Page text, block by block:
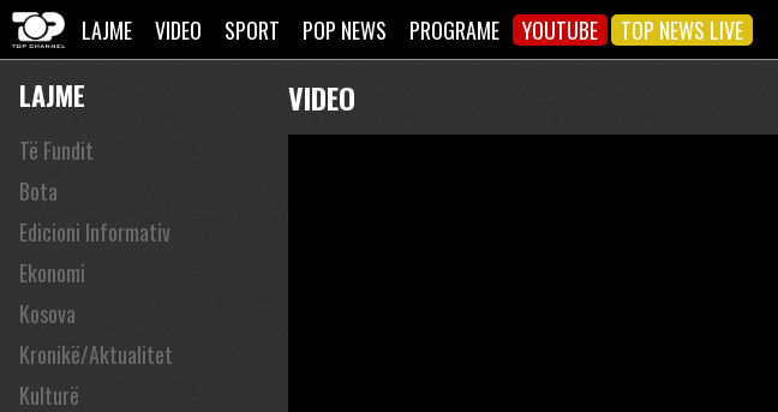
LAJME VIDEO SPORT POP NEWS PROGRAME YOUTUBE TOP NEWS LIVE
LAJME
Të Fundit
Bota
Edicioni Informativ
Ekonomi
Kosova
Kronikë/Aktualitet
Kulturë
VIDEO